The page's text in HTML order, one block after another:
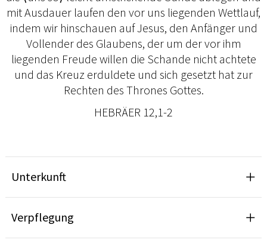
mit Ausdauer laufen den vor uns liegenden Wettlauf,
indem wir hinschauen auf Jesus, den Anfänger und
Vollender des Glaubens, der um der vor ihm
liegenden Freude willen die Schande nicht achtete
und das Kreuz erduldete und sich gesetzt hat zur
Rechten des Thrones Gottes.
HEBRÄER 12,1-2
Unterkunft
Verpflegung